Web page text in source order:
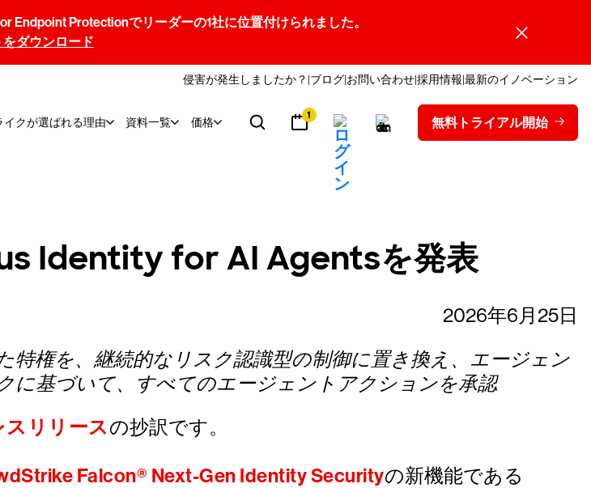
Endpoint Protectionでリーダーの1社に位置付けられました。
をダウンロード
侵害が発生しましたか？ ブログ お問い合わせ採用情報 最新のイノベーション
イクが選ばれる理由 資料一覧 価格 1 無料トライアル開始
Identity for AI Agentsを発表
2026年6月25日
権を、継続的なリスク認識型の制御に置き換え、エージェン
に基づいて、すべてのエージェントアクションを承認
スリリースの抄訳です。
Falcon® Next-Gen Identity Securityの新機能である